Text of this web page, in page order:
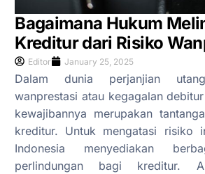
Bagaimana Hukum
Kreditur dari Risiko
Editor January 25, 2025
Dalam dunia perjanjian
wanprestasi atau kegagalan
kewajibannya merupakan
kreditur. Untuk mengatasi risiko
Indonesia menyediakan
perlindungan bagi kreditur.